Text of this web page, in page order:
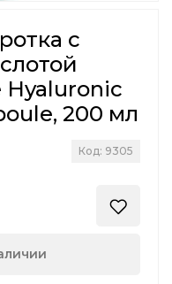
с
Hyaluronic
200 мл
Код: 9305